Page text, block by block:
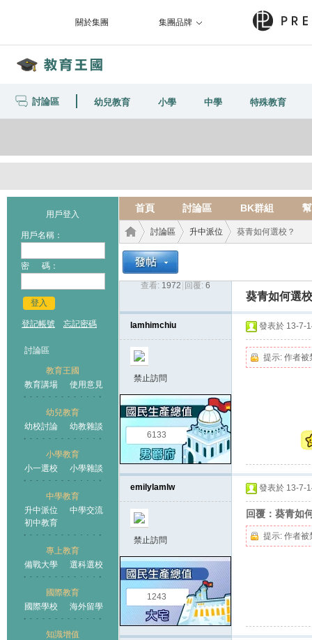
關於集團 集團品牌
討論區 幼兒教育 小學 中學 特殊教育
用戶登入
用戶名稱：
密 碼：
登入
登記帳號 忘記密碼
討論區
教育王國
教育講場
使用意見
幼兒教育
幼校討論
幼教雜談
小學教育
小一選校
小學雜談
中學教育
升中派位
中學交流
初中教育
專上教育
備戰大學
選科選校
國際教育
國際學校
海外留學
知識增值
首頁 討論區 BK群組
王國
討論區
›
升中派位 葵青如何選校？
查看: 1972 回覆: 6
葵青如何選
lamhimchiu
禁止訪問
6133
發表於 13-7-
提示: 作者被
emilylamlw
禁止訪問
1243
發表於 13-7-
回覆：葵青如
提示: 作者被